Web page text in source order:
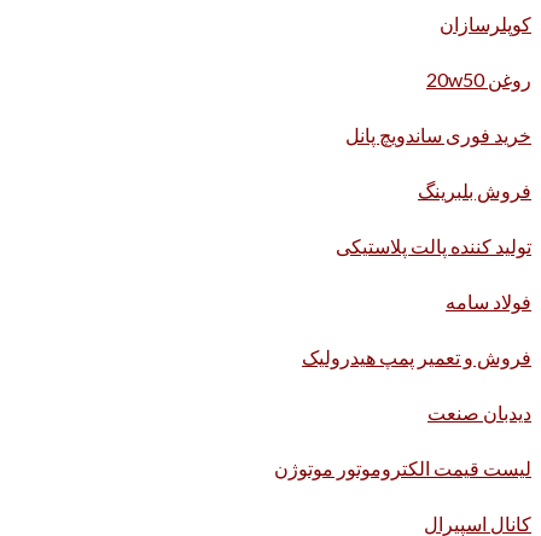
کوپلرسازان
روغن 20w50
خرید فوری ساندویچ پانل
فروش بلبرینگ
تولید کننده پالت پلاستیکی
فولاد سامه
فروش و تعمیر پمپ هیدرولیک
دیدبان صنعت
لیست قیمت الکتروموتور موتوژن
کانال اسپیرال